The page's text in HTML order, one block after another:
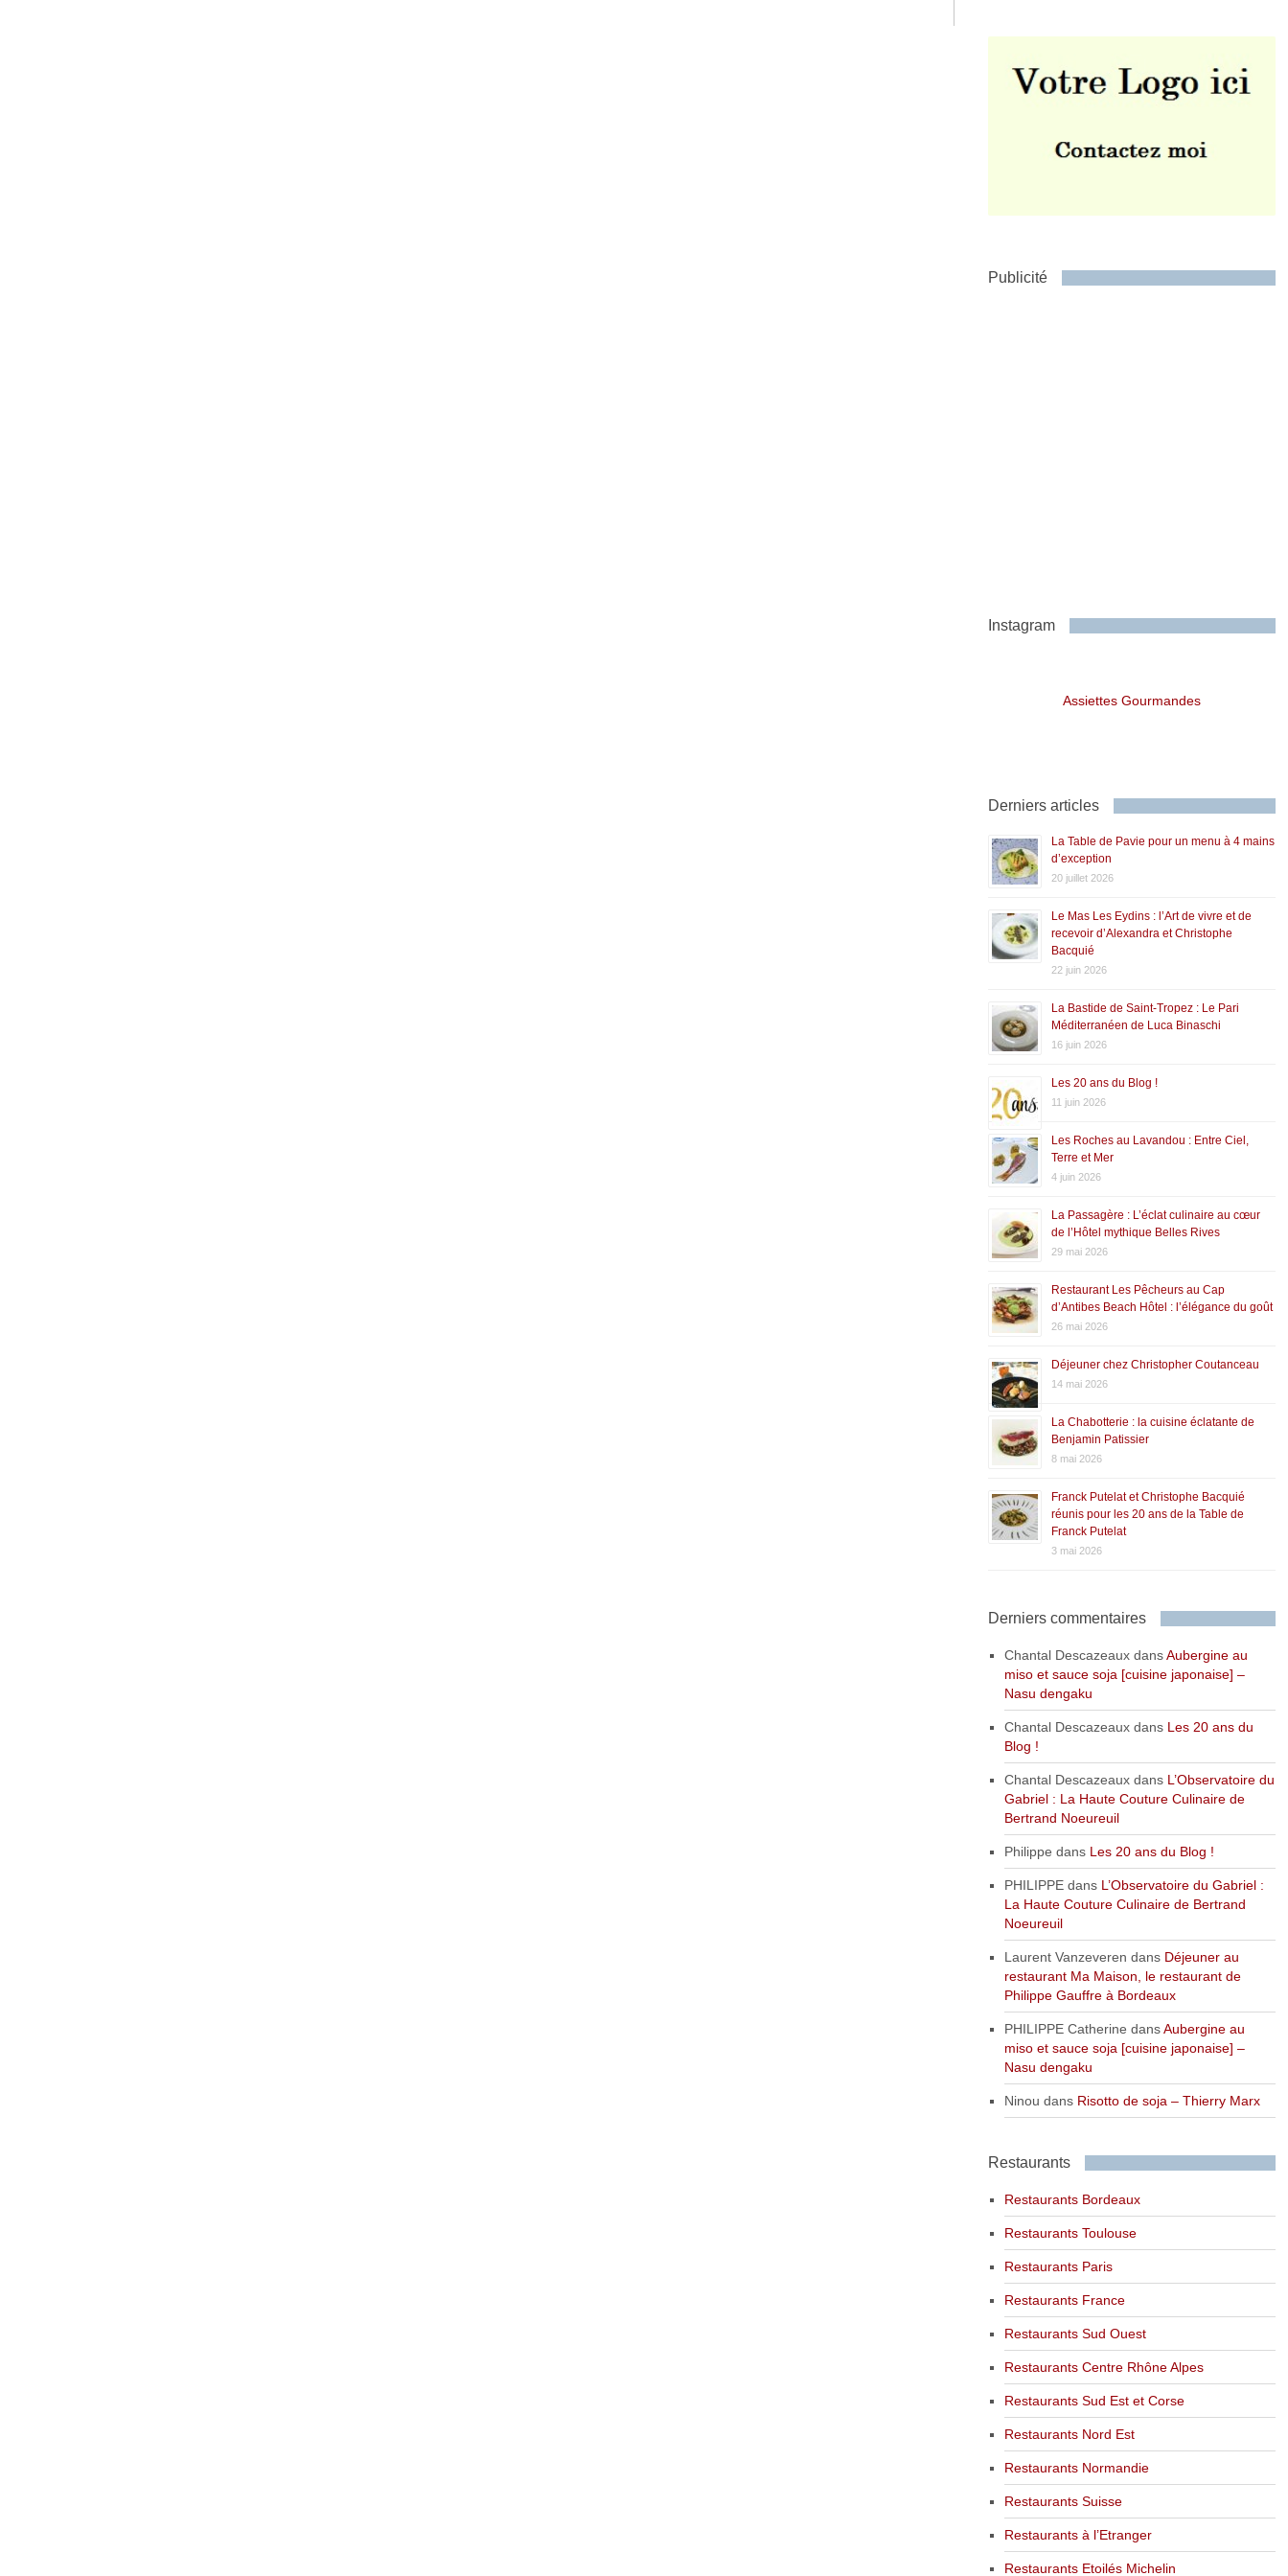
Publicité
Instagram
Assiettes Gourmandes
Derniers articles
La Table de Pavie pour un menu à 4 mains
d’exception
20 juillet 2026
Le Mas Les Eydins : l’Art de vivre et de
recevoir d’Alexandra et Christophe
Bacquié
22 juin 2026
La Bastide de Saint-Tropez : Le Pari
Méditerranéen de Luca Binaschi
16 juin 2026
Les 20 ans du Blog !
11 juin 2026
Les Roches au Lavandou : Entre Ciel,
Terre et Mer
4 juin 2026
La Passagère : L’éclat culinaire au cœur
de l’Hôtel mythique Belles Rives
29 mai 2026
Restaurant Les Pêcheurs au Cap
d’Antibes Beach Hôtel : l’élégance du goût
26 mai 2026
Déjeuner chez Christopher Coutanceau
14 mai 2026
La Chabotterie : la cuisine éclatante de
Benjamin Patissier
8 mai 2026
Franck Putelat et Christophe Bacquié
réunis pour les 20 ans de la Table de
Franck Putelat
3 mai 2026
Derniers commentaires
Chantal DescazeauxdansAubergine au
miso et sauce soja [cuisine japonaise] –
Nasu dengaku
Chantal Descazeauxdans Les 20 ans du
Blog !
Chantal Descazeauxdans L’Observatoire du
Gabriel : La Haute Couture Culinaire de
Bertrand Noeureuil
Philippe dans Les 20 ans du Blog !
PHILIPPEdans L’Observatoire du Gabriel :
La Haute Couture Culinaire de Bertrand
Noeureuil
Laurent Vanzeveren dans Déjeuner au
restaurant Ma Maison, le restaurant de
Philippe Gauffre à Bordeaux
PHILIPPE Catherine dansAubergine au
miso et sauce soja [cuisine japonaise] –
Nasu dengaku
Ninou dans Risotto de soja – Thierry Marx
Restaurants
Restaurants Bordeaux
Restaurants Toulouse
Restaurants Paris
Restaurants France
Restaurants Sud Ouest
Restaurants Centre Rhône Alpes
Restaurants Sud Est et Corse
Restaurants Nord Est
Restaurants Normandie
Restaurants Suisse
Restaurants à l’Etranger
Restaurants Etoilés Michelin